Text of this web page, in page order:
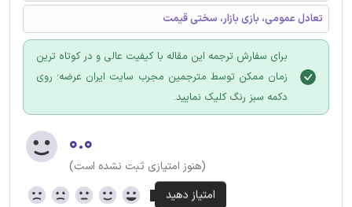
تعادل عمومی، بازی بازار، سختی قیمت
برای سفارش ترجمه این مقاله با کیفیت عالی و در کوتاه ترین
زمان ممکن توسط مترجمین مجرب سایت ایران عرضه؛ روی
دکمه سبز رنگ کلیک نمایید.
۰.۰
(هنوز امتیازی ثبت نشده است)